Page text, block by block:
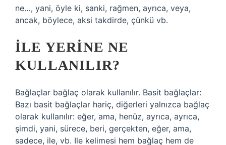
ne…, yani, öyle ki, sanki, rağmen, ayrıca, veya,
ancak, böylece, aksi takdirde, çünkü vb.
İLE YERINE NE
KULLANILIR?
Bağlaçlar bağlaç olarak kullanılır. Basit bağlaçlar:
Bazı basit bağlaçlar hariç, diğerleri yalnızca bağlaç
olarak kullanılır: eğer, ama, henüz, ayrıca, ayrıca,
şimdi, yani, sürece, beri, gerçekten, eğer, ama,
sadece, ile, vb. Ile kelimesi hem bağlaç hem de